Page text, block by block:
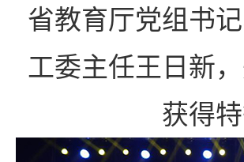
省教育厅党组书
工委主任王日新
获得